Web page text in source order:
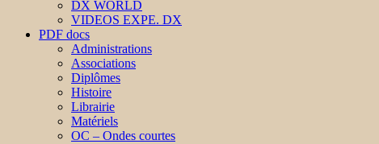
DX WORLD
VIDEOS EXPE. DX
PDF docs
Administrations
Associations
Diplômes
Histoire
Librairie
Matériels
OC – Ondes courtes